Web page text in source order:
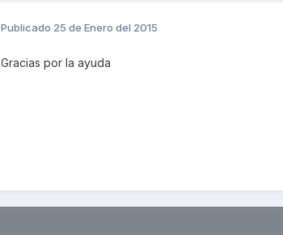
Publicado 25 de Enero del 2015
Gracias por la ayuda